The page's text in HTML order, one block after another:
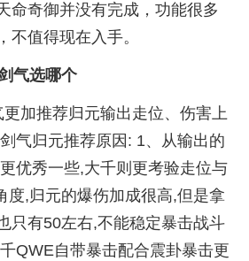
命奇御并没有完成，功能很多
不值得现在入手。
气选哪个
加推荐归元输出走位、伤害上
气归元推荐原因: 1、从输出的
优秀一些,大千则更考验走位与
度,归元的爆伤加成很高,但是拿
只有50左右,不能稳定暴击战斗
QWE自带暴击配合震卦暴击更